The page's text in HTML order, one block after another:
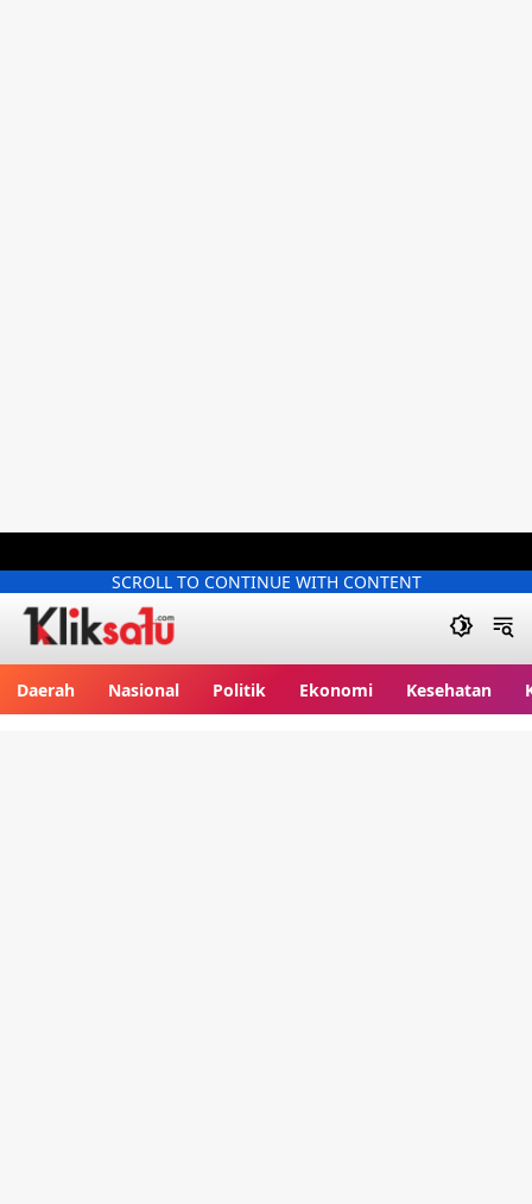
SCROLL TO CONTINUE WITH CONTENT
Daerah Nasional Politik Ekonomi Kesehatan